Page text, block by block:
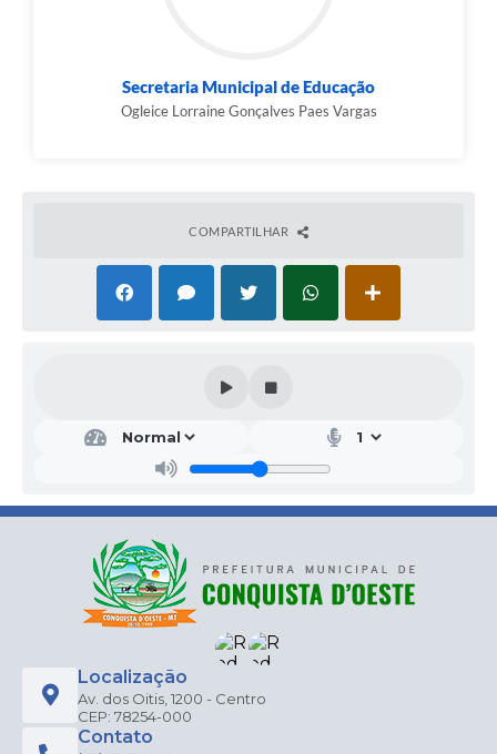
Secretaria Municipal de Educação
Ogleice Lorraine Gonçalves Paes Vargas
COMPARTILHAR
Localização
Av. dos Oitis, 1200 - Centro
CEP: 78254-000
Contato